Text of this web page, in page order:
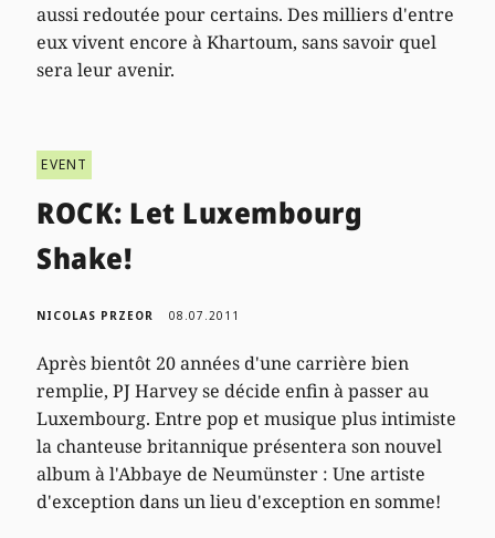
aussi redoutée pour certains. Des milliers d'entre
eux vivent encore à Khartoum, sans savoir quel
sera leur avenir.
EVENT
ROCK: Let Luxembourg
Shake!
NICOLAS PRZEOR 08.07.2011
Après bientôt 20 années d'une carrière bien
remplie, PJ Harvey se décide enfin à passer au
Luxembourg. Entre pop et musique plus intimiste
la chanteuse britannique présentera son nouvel
album à l'Abbaye de Neumünster : Une artiste
d'exception dans un lieu d'exception en somme!